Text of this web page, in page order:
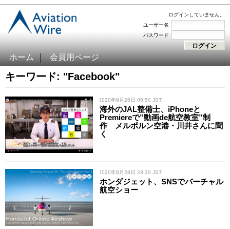
ログインしていません。
ユーザー名
パスワード
ホーム 会員用ページ
キーワード: "Facebook"
/ 2020年9月28日 05:50 JST
海外のJAL整備士、iPhoneと
Premiereで”動画de航空教室”制
作 メルボルン空港・川井さんに聞
く
/ 2020年8月28日 23:20 JST
ホンダジェット、SNSでバーチャル
航空ショー